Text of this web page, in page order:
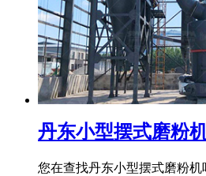
丹东小型摆式磨粉
您在查找丹东小型摆式磨粉